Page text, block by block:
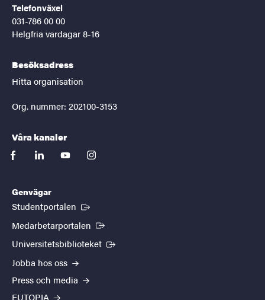
Telefonväxel
031-786 00 00
Helgfria vardagar 8-16
Besöksadress
Hitta organisation
Org. nummer: 202100-3153
Våra kanaler
facebooklinkedinyoutubeinstagram
Genvägar
Studentportalen (Extern länk)
Medarbetarportalen (Extern länk)
Universitetsbiblioteket (Extern länk)
Jobba hos oss
Press och media
EUTOPIA